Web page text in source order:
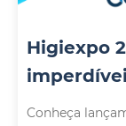
Higiexpo
Conheça